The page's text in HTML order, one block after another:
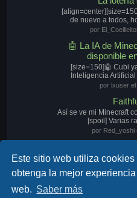
Este sitio web utiliza
obtenga la mejor
web. Saber más
de nuevo a todos,
por
🤖 La IA de
disponible
[size=150]🤖 Cubi
Inteligencia Artificial
por lxuser
Así se ve mi Minecraft
[spoil] Varias
por Red_yoshi
Nuestro